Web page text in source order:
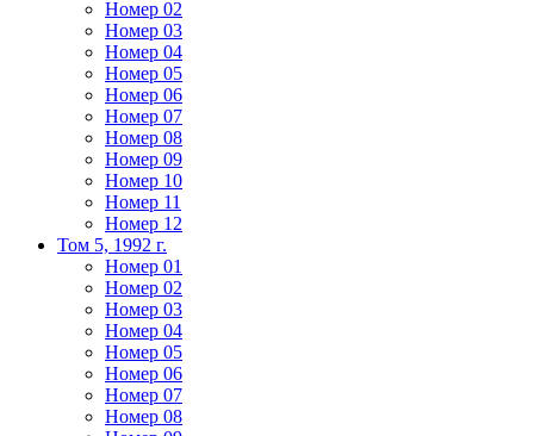
Номер 02
Номер 03
Номер 04
Номер 05
Номер 06
Номер 07
Номер 08
Номер 09
Номер 10
Номер 11
Номер 12
Том 5, 1992 г.
Номер 01
Номер 02
Номер 03
Номер 04
Номер 05
Номер 06
Номер 07
Номер 08